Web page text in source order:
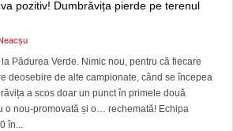
pozitiv! Dumbrăvița pierde pe terenul
Pădurea Verde. Nimic nou, pentru că fiecare
deosebire de alte campionate, când se începea
a scos doar un punct în primele două
o nou-promovată și o… rechemată! Echipa
în...